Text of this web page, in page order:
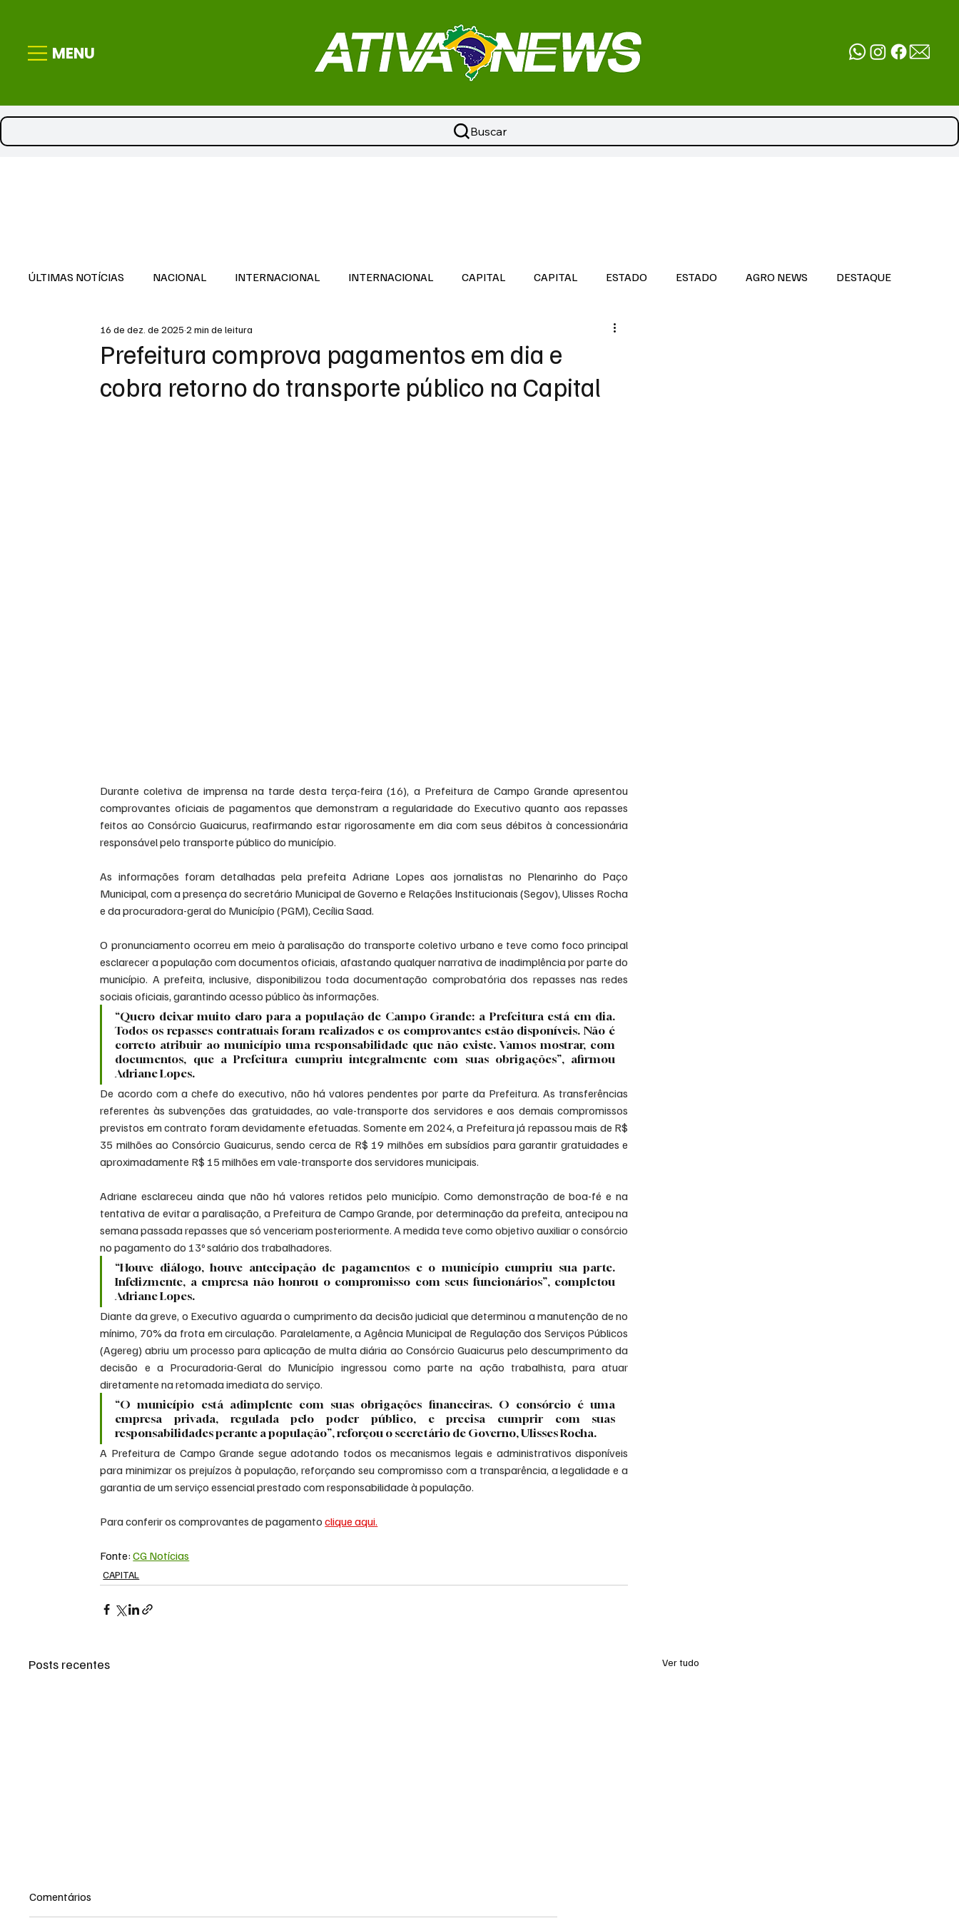
MENU
Buscar
ÚLTIMAS NOTÍCIAS NACIONAL INTERNACIONAL INTERNACIONAL CAPITAL CAPITAL ESTADO ESTADO AGRO NEWS DESTAQUE
DESTAQUE
Prefeitura comprova pagamentos em dia e
cobra retorno do transporte público na Capital
16 de dez. de 20252 min de leitura
Durante coletiva de imprensa na tarde desta terça-feira (16), a Prefeitura de Campo Grande apresentou
comprovantes oficiais de pagamentos que demonstram a regularidade do Executivo quanto aos repasses
feitos ao Consórcio Guaicurus, reafirmando estar rigorosamente em dia com seus débitos à concessionária
responsável pelo transporte público do município.
As informações foram detalhadas pela prefeita Adriane Lopes aos jornalistas no Plenarinho do Paço
Municipal, com a presença do secretário Municipal de Governo e Relações Institucionais (Segov), Ulisses Rocha
e da procuradora-geral do Município (PGM), Cecília Saad.
O pronunciamento ocorreu em meio à paralisação do transporte coletivo urbano e teve como foco principal
esclarecer a população com documentos oficiais, afastando qualquer narrativa de inadimplência por parte do
município. A prefeita, inclusive, disponibilizou toda documentação comprobatória dos repasses nas redes
sociais oficiais, garantindo acesso público às informações.
“Quero deixar muito claro para a população de Campo Grande: a Prefeitura está em dia.
Todos os repasses contratuais foram realizados e os comprovantes estão disponíveis. Não é
correto atribuir ao município uma responsabilidade que não existe. Vamos mostrar, com
documentos, que a Prefeitura cumpriu integralmente com suas obrigações”, afirmou
Adriane Lopes.
De acordo com a chefe do executivo, não há valores pendentes por parte da Prefeitura. As transferências
referentes às subvenções das gratuidades, ao vale-transporte dos servidores e aos demais compromissos
previstos em contrato foram devidamente efetuadas. Somente em 2024, a Prefeitura já repassou mais de R$
35 milhões ao Consórcio Guaicurus, sendo cerca de R$ 19 milhões em subsídios para garantir gratuidades e
aproximadamente R$ 15 milhões em vale-transporte dos servidores municipais.
Adriane esclareceu ainda que não há valores retidos pelo município. Como demonstração de boa-fé e na
tentativa de evitar a paralisação, a Prefeitura de Campo Grande, por determinação da prefeita, antecipou na
semana passada repasses que só venceriam posteriormente. A medida teve como objetivo auxiliar o consórcio
no pagamento do 13º salário dos trabalhadores.
“Houve diálogo, houve antecipação de pagamentos e o município cumpriu sua parte.
Infelizmente, a empresa não honrou o compromisso com seus funcionários”, completou
Adriane Lopes.
Diante da greve, o Executivo aguarda o cumprimento da decisão judicial que determinou a manutenção de no
mínimo, 70% da frota em circulação. Paralelamente, a Agência Municipal de Regulação dos Serviços Públicos
(Agereg) abriu um processo para aplicação de multa diária ao Consórcio Guaicurus pelo descumprimento da
decisão e a Procuradoria-Geral do Município ingressou como parte na ação trabalhista, para atuar
diretamente na retomada imediata do serviço.
“O município está adimplente com suas obrigações financeiras. O consórcio é uma
empresa privada, regulada pelo poder público, e precisa cumprir com suas
responsabilidades perante a população”, reforçou o secretário de Governo, Ulisses Rocha.
A Prefeitura de Campo Grande segue adotando todos os mecanismos legais e administrativos disponíveis
para minimizar os prejuízos à população, reforçando seu compromisso com a transparência, a legalidade e a
garantia de um serviço essencial prestado com responsabilidade à população.
Para conferir os comprovantes de pagamento clique aqui.
Fonte: CG Notícias
CAPITAL
Posts recentes Ver tudo
Comentários